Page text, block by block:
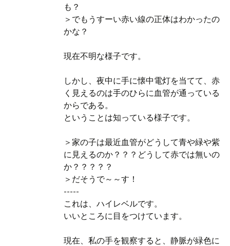
も？
＞でもうすーい赤い線の正体はわかったの
かな？
現在不明な様子です。
しかし、夜中に手に懐中電灯を当てて、赤
く見えるのは手のひらに血管が通っている
からである。
ということは知っている様子です。
＞家の子は最近血管がどうして青や緑や紫
に見えるのか？？？どうして赤では無いの
か？？？？？
＞だそうで～～す！
-----
これは、ハイレベルです。
いいところに目をつけています。
現在、私の手を観察すると、静脈が緑色に